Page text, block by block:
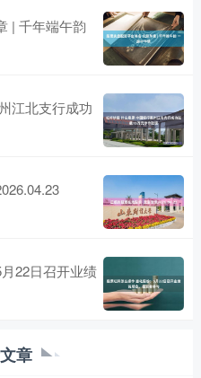
| 千年端午韵
江北支行成功
22日召开业绩
章